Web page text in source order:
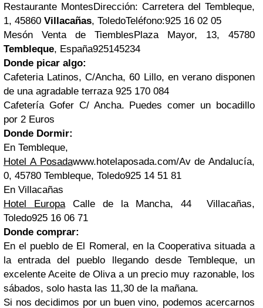
Restaurante MontesDirección: Carretera del Tembleque,
1, 45860 Villacañas, ToledoTeléfono:925 16 02 05
Mesón Venta de TiemblesPlaza Mayor, 13, 45780
Tembleque, España925145234
Donde picar algo:
Cafeteria Latinos, C/Ancha, 60 Lillo, en verano disponen
de una agradable terraza 925 170 084
Cafetería Gofer C/ Ancha. Puedes comer un bocadillo
por 2 Euros
Donde Dormir:
En Tembleque,
Hotel A Posadawww.hotelaposada.com/Av de Andalucía,
0, 45780 Tembleque, Toledo925 14 51 81
En Villacañas
Hotel EuropaCalle de la Mancha, 44 Villacañas,
Toledo925 16 06 71
Donde comprar:
En el pueblo de El Romeral, en la Cooperativa situada a
la entrada del pueblo llegando desde Tembleque, un
excelente Aceite de Oliva a un precio muy razonable, los
sábados, solo hasta las 11,30 de la mañana.
Si nos decidimos por un buen vino, podemos acercarnos